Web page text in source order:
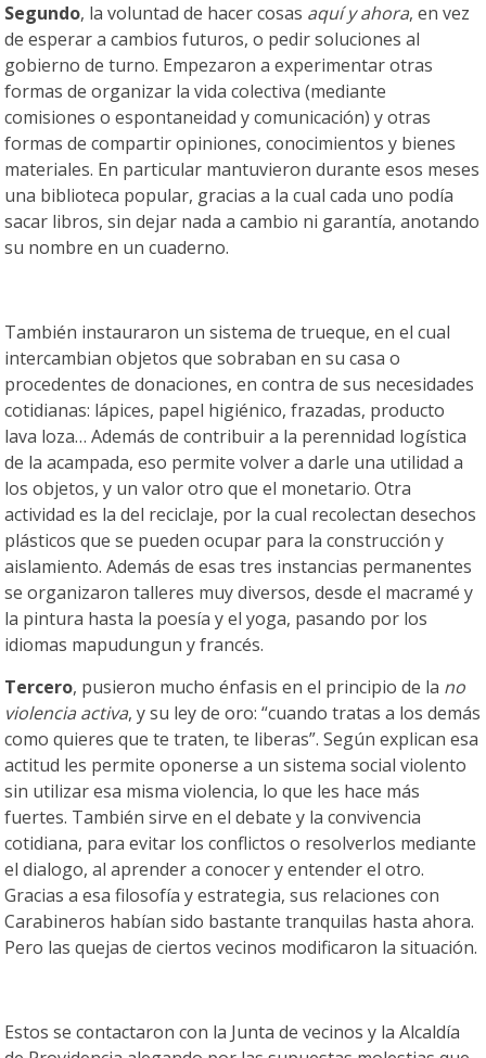
Segundo, la voluntad de hacer cosas aquí y ahora, en vez
de esperar a cambios futuros, o pedir soluciones al
gobierno de turno. Empezaron a experimentar otras
formas de organizar la vida colectiva (mediante
comisiones o espontaneidad y comunicación) y otras
formas de compartir opiniones, conocimientos y bienes
materiales. En particular mantuvieron durante esos meses
una biblioteca popular, gracias a la cual cada uno podía
sacar libros, sin dejar nada a cambio ni garantía, anotando
su nombre en un cuaderno.
También instauraron un sistema de trueque, en el cual
intercambian objetos que sobraban en su casa o
procedentes de donaciones, en contra de sus necesidades
cotidianas: lápices, papel higiénico, frazadas, producto
lava loza… Además de contribuir a la perennidad logística
de la acampada, eso permite volver a darle una utilidad a
los objetos, y un valor otro que el monetario. Otra
actividad es la del reciclaje, por la cual recolectan desechos
plásticos que se pueden ocupar para la construcción y
aislamiento. Además de esas tres instancias permanentes
se organizaron talleres muy diversos, desde el macramé y
la pintura hasta la poesía y el yoga, pasando por los
idiomas mapudungun y francés.
Tercero, pusieron mucho énfasis en el principio de la no
violencia activa, y su ley de oro: “cuando tratas a los demás
como quieres que te traten, te liberas”. Según explican esa
actitud les permite oponerse a un sistema social violento
sin utilizar esa misma violencia, lo que les hace más
fuertes. También sirve en el debate y la convivencia
cotidiana, para evitar los conflictos o resolverlos mediante
el dialogo, al aprender a conocer y entender el otro.
Gracias a esa filosofía y estrategia, sus relaciones con
Carabineros habían sido bastante tranquilas hasta ahora.
Pero las quejas de ciertos vecinos modificaron la situación.
Estos se contactaron con la Junta de vecinos y la Alcaldía